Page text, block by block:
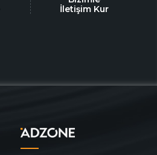
İletişim Kur